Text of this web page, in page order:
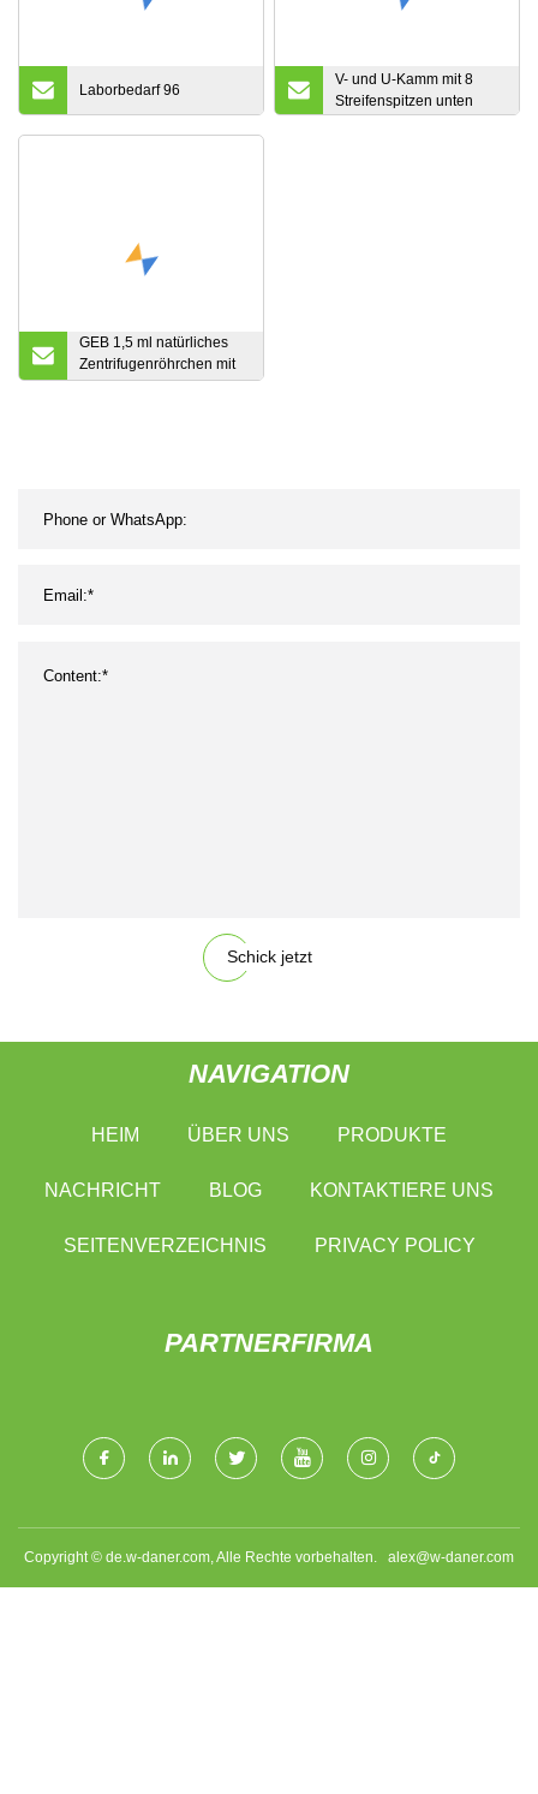
Laborbedarf 96
V- und U-Kamm mit 8
Streifenspitzen unten
GEB 1,5 ml natürliches
Zentrifugenröhrchen mit
geringer Retention, Mikro-
Laborverbrauchsmaterialien
Schick jetzt
NAVIGATION
HEIM ÜBER UNS PRODUKTE
NACHRICHT BLOG KONTAKTIERE UNS
SEITENVERZEICHNIS PRIVACY POLICY
PARTNERFIRMA
Copyright © de.w-daner.com, Alle Rechte vorbehalten. alex@w-daner.com